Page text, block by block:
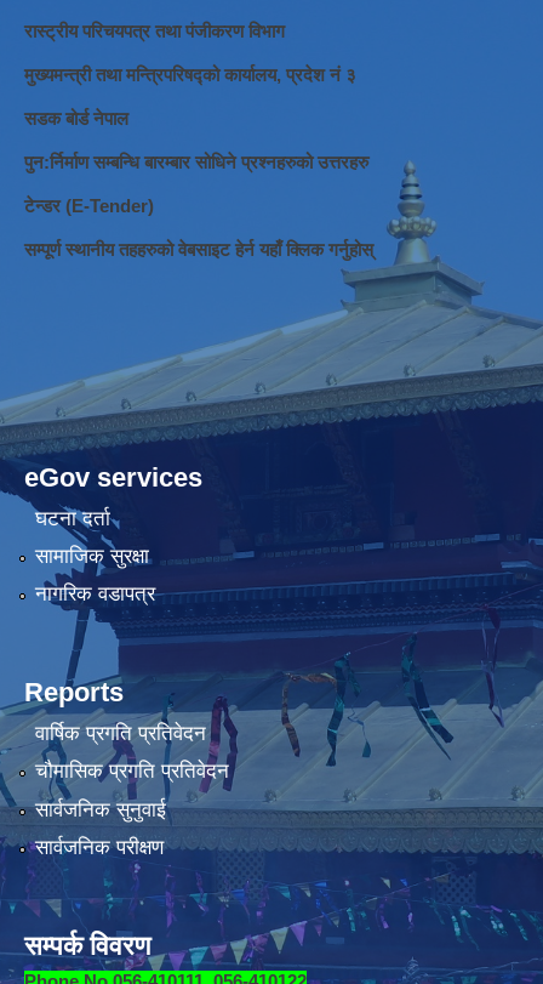
रास्ट्रीय परिचयपत्र तथा पंजीकरण विभाग
मुख्यमन्त्री तथा मन्त्रिपरिषद्को कार्यालय, प्रदेश नं ३
सडक बोर्ड नेपाल
पुन:र्निर्माण सम्बन्धि बारम्बार सोधिने प्रश्नहरुको उत्तरहरु
टेन्डर (E-Tender)
सम्पूर्ण स्थानीय तहहरुको वेबसाइट हेर्न यहाँ क्लिक गर्नुहोस्
eGov services
घटना दर्ता
सामाजिक सुरक्षा
नागरिक वडापत्र
Reports
वार्षिक प्रगति प्रतिवेदन
चौमासिक प्रगति प्रतिवेदन
सार्वजनिक सुनुवाई
सार्वजनिक परीक्षण
सम्पर्क विवरण